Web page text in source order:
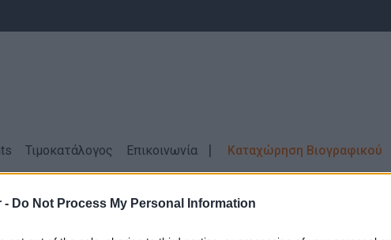
- Do Not Process My Personal Information
Τιμοκατάλογος Επικοινωνία Καταχώρηση Βιογραφικού